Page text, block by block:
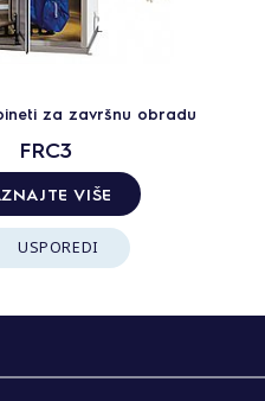
za završnu obradu
FRC3
VIŠE
USPOREDI